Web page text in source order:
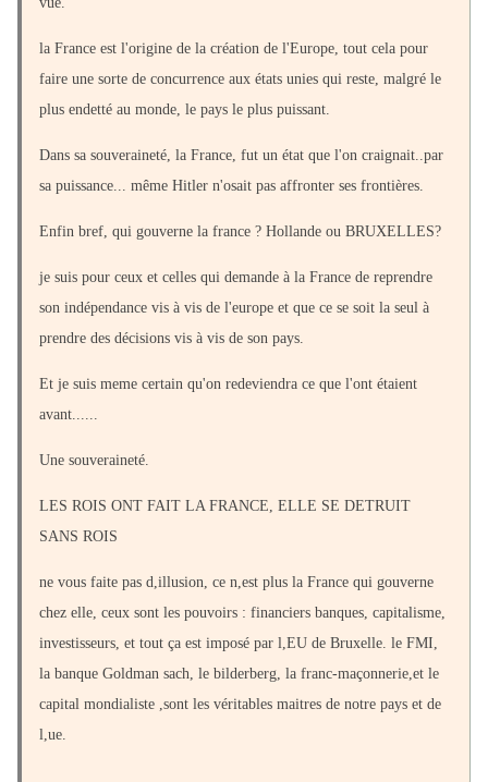
la France est l'origine de la création de l'Europe, tout cela pour
faire une sorte de concurrence aux états unies qui reste, malgré le
plus endetté au monde, le pays le plus puissant.
Dans sa souveraineté, la France, fut un état que l'on craignait..par
sa puissance... même Hitler n'osait pas affronter ses frontières.
Enfin bref, qui gouverne la france ? Hollande ou BRUXELLES?
je suis pour ceux et celles qui demande à la France de reprendre
son indépendance vis à vis de l'europe et que ce se soit la seul à
prendre des décisions vis à vis de son pays.
Et je suis meme certain qu'on redeviendra ce que l'ont étaient
avant......
Une souveraineté.
LES ROIS ONT FAIT LA FRANCE, ELLE SE DETRUIT
SANS ROIS
ne vous faite pas d,illusion, ce n,est plus la France qui gouverne
chez elle, ceux sont les pouvoirs : financiers banques, capitalisme,
investisseurs, et tout ça est imposé par l,EU de Bruxelle. le FMI,
la banque Goldman sach, le bilderberg, la franc-maçonnerie,et le
capital mondialiste ,sont les véritables maitres de notre pays et de
l,ue.